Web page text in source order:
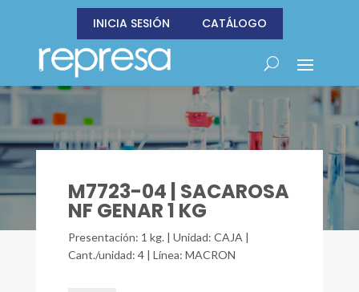
INICIA SESIÓN CATÁLOGO
M7723-04 | SACAROSA
NF GENAR 1 KG
Presentación: 1 kg. | Unidad: CAJA |
Cant./unidad: 4 | Línea: MACRON